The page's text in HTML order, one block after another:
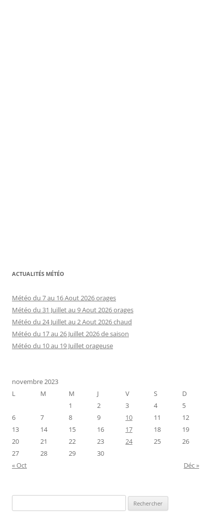
ACTUALITÉS MÉTÉO
Météo du 7 au 16 Aout 2026 orages
Météo du 31 Juillet au 9 Aout 2026 orages
Météo du 24 Juillet au 2 Aout 2026 chaud
Météo du 17 au 26 Juillet 2026 de saison
Météo du 10 au 19 Juillet orageuse
novembre 2023
L
M M J V S
D
1
2 3 4
5
6
7 8 9 10 11
12
13
14 15 16 17 18
19
20
21 22 23 24 25
26
27
28 29
30
« Oct
Déc »